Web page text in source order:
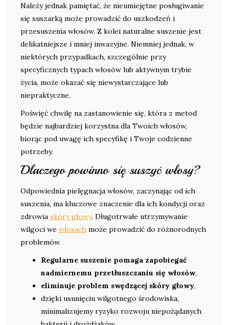
Należy jednak pamiętać, że nieumiejętne posługiwanie
się suszarką może prowadzić do uszkodzeń i
przesuszenia włosów. Z kolei naturalne suszenie jest
delikatniejsze i mniej inwazyjne. Niemniej jednak, w
niektórych przypadkach, szczególnie przy
specyficznych typach włosów lub aktywnym trybie
życia, może okazać się niewystarczające lub
niepraktyczne.
Poświęć chwilę na zastanowienie się, która z metod
będzie najbardziej korzystna dla Twoich włosów,
biorąc pod uwagę ich specyfikę i Twoje codzienne
potrzeby.
Dlaczego powinno się suszyć włosy?
Odpowiednia pielęgnacja włosów, zaczynając od ich
suszenia, ma kluczowe znaczenie dla ich kondycji oraz
zdrowia skóry głowy. Długotrwałe utrzymywanie
wilgoci we włosach może prowadzić do różnorodnych
problemów.
Regularne suszenie pomaga zapobiegać
nadmiernemu przetłuszczaniu się włosów,
eliminuje problem swędzącej skóry głowy,
dzięki usunięciu wilgotnego środowiska,
minimalizujemy ryzyko rozwoju niepożądanych